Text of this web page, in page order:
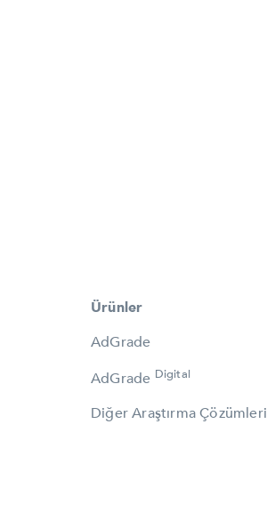
Ürünler
AdGrade
AdGrade Digital
Diğer Araştırma Çözümleri